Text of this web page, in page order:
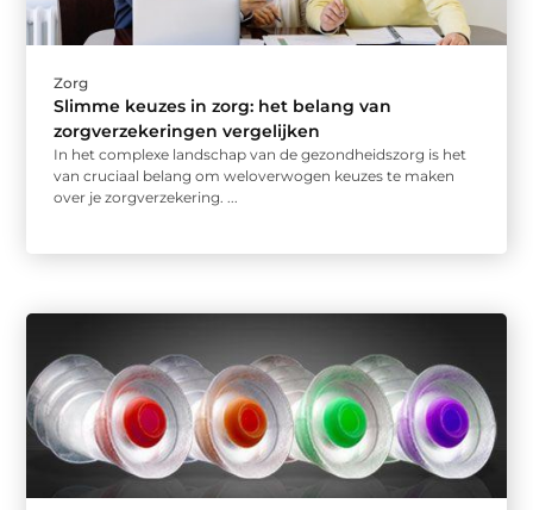
Zorg
Slimme keuzes in zorg: het belang van
zorgverzekeringen vergelijken
In het complexe landschap van de gezondheidszorg is het
van cruciaal belang om weloverwogen keuzes te maken
over je zorgverzekering. ...